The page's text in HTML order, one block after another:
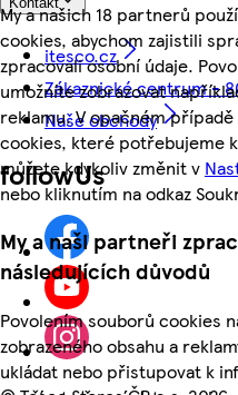
My a našich 18 partnerů
cookies, abychom zajistili
zpracovali osobní údaje.
umožníte zobrazovat
reklamu. V opačném
cookies, které potřebujeme
můžete kdykoliv změnit v
nebo kliknutím na odkaz
My a naši partneři
následujících důvodů
Povolením souborů cookies
zobrazeného obsahu a
ukládat nebo přistupovat k
itesco.cz
Zákaznické centrum -
Naše obchody
followUs